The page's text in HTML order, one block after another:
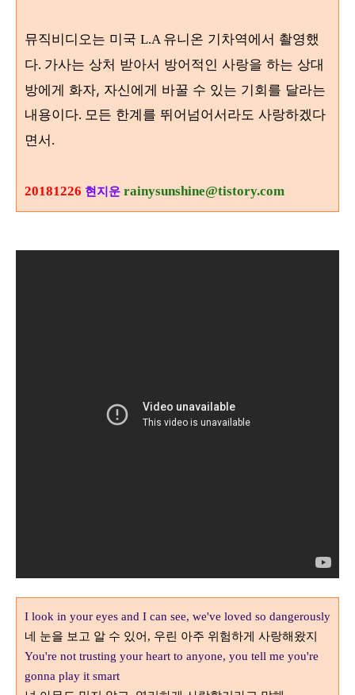
뮤직비디오는 미국 L.A 유니온 기차역에서 촬영했
다. 가사는 상처 받아서 방어적인 사랑을 하는 상대
방에게 화자, 자신에게 바꿀 수 있는 기회를 달라는
내용이다. 모든 한계를 뛰어넘어서라도 사랑하겠다
면서.
20181226 현지운 rainysunshine@tistory.com
I look in your eyes and I can see, we've loved so dangerously
네 눈을 보고 알 수 있어, 우린 아주 위험하게 사랑해왔지
You're not trusting your heart to anyone, you tell me you're
gonna play it smart